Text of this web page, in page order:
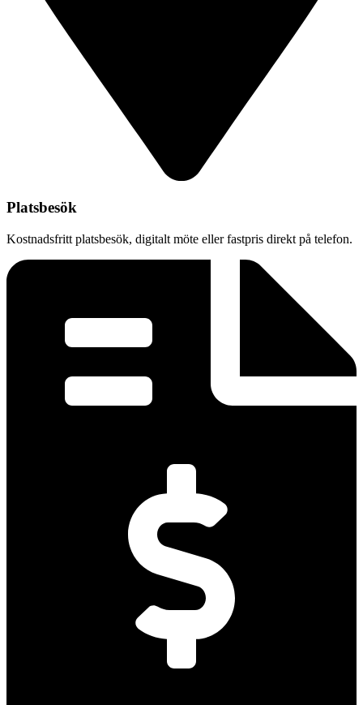
Platsbesök
Kostnadsfritt platsbesök, digitalt möte eller fastpris direkt på telefon.